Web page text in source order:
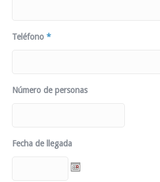
Teléfono *
Número de personas
Fecha de llegada